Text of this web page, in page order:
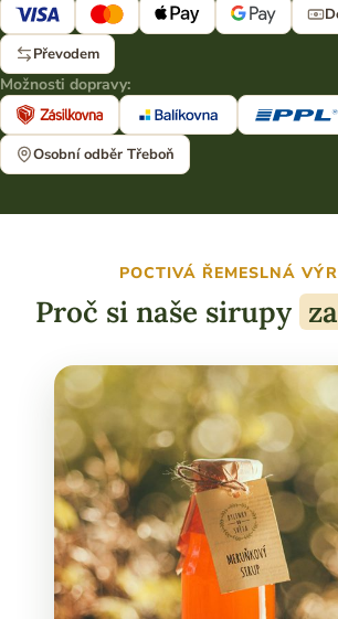
Převodem
Možnosti dopravy:
Osobní odběr Třeboň
POCTIVÁ ŘEMESLNÁ
Proč si naše sirupy